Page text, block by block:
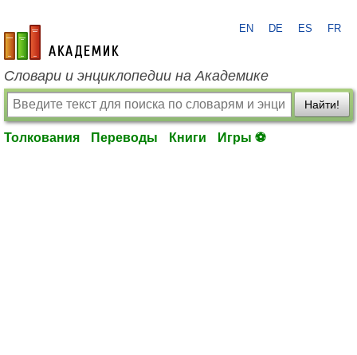
academic.ru
EN DE ES FR
Словари и энциклопедии на Академике
Найти!
Толкования Переводы Книги Игры ⚽